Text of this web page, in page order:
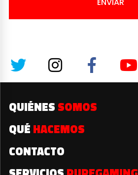
ENVIAR
QUIÉNES SOMOS
QUÉ HACEMOS
CONTACTO